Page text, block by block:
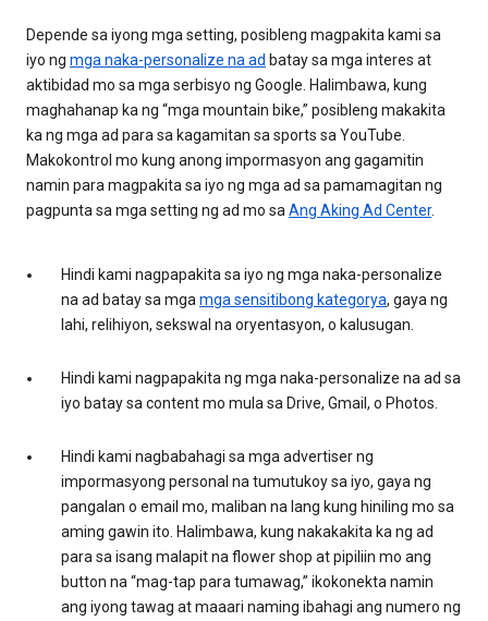
Depende sa iyong mga setting, posibleng magpakita kami sa
iyo ng mga naka-personalize na ad batay sa mga interes at
aktibidad mo sa mga serbisyo ng Google. Halimbawa, kung
maghahanap ka ng “mga mountain bike,” posibleng makakita
ka ng mga ad para sa kagamitan sa sports sa YouTube.
Makokontrol mo kung anong impormasyon ang gagamitin
namin para magpakita sa iyo ng mga ad sa pamamagitan ng
pagpunta sa mga setting ng ad mo sa Ang Aking Ad Center.
Hindi kami nagpapakita sa iyo ng mga naka-personalize
na ad batay sa mga mga sensitibong kategorya, gaya ng
lahi, relihiyon, sekswal na oryentasyon, o kalusugan.
Hindi kami nagpapakita ng mga naka-personalize na ad sa
iyo batay sa content mo mula sa Drive, Gmail, o Photos.
Hindi kami nagbabahagi sa mga advertiser ng
impormasyong personal na tumutukoy sa iyo, gaya ng
pangalan o email mo, maliban na lang kung hiniling mo sa
aming gawin ito. Halimbawa, kung nakakakita ka ng ad
para sa isang malapit na flower shop at pipiliin mo ang
button na “mag-tap para tumawag,” ikokonekta namin
ang iyong tawag at maaari naming ibahagi ang numero ng